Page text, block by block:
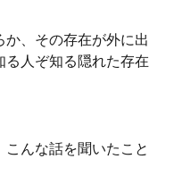
、その存在が外に出
る人ぞ知る隠れた存在
んな話を聞いたこと